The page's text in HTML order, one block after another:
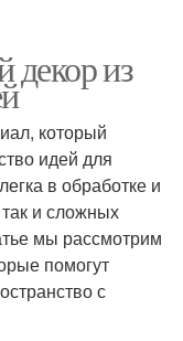
из
который
идей для
в обработке и
и сложных
мы рассмотрим
помогут
с